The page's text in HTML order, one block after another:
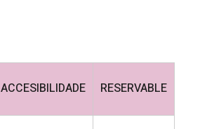
ACCESIBILIDADE RESERVABLE